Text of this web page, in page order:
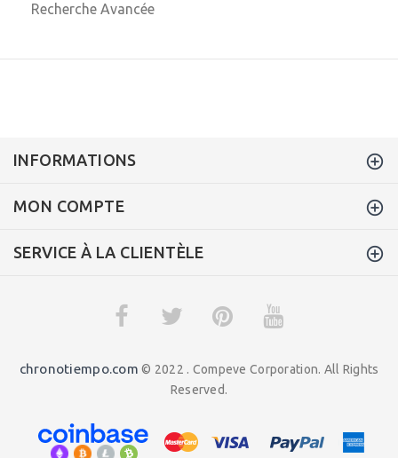
Recherche Avancée
INFORMATIONS
MON COMPTE
SERVICE À LA CLIENTÈLE
chronotiempo.com © 2022 . Compeve Corporation. All Rights
Reserved.